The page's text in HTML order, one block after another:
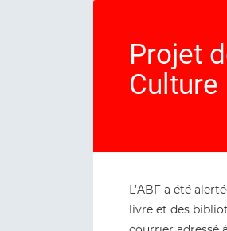
Projet
Culture
L’ABF a été
livre et des